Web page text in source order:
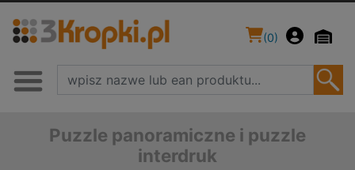
(0)
Puzzle panoramiczne i puzzle
interdruk